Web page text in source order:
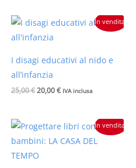
In vendita!
I disagi educativi al nido e
all’infanzia
25,00€
Il
prezzo
originale
25,00 €.
20,00€
Il
prezzo
20,00 €.
IVA inclusa
In vendita!
Il
prezzo
originale
era:
25,00 €.
prezzo
attuale